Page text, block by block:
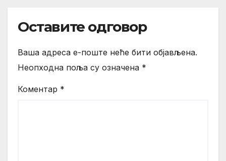
Оставите одговор
Ваша адреса е-поште неће бити објављена.
Неопходна поља су означена *
Коментар *